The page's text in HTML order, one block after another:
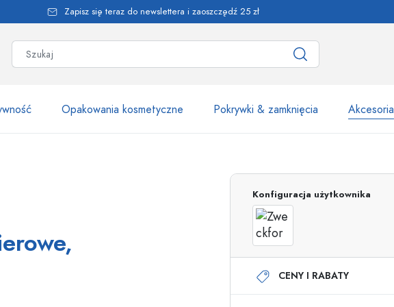
Zapisz się teraz do newslettera i zaoszczędź 25 zł
Opakowania kosmetyczne Pokrywki & zamknięcia Akcesoria
Dozowniki airless
Butelki roll-on
Konfiguracja użytkownika
CENY I RABATY